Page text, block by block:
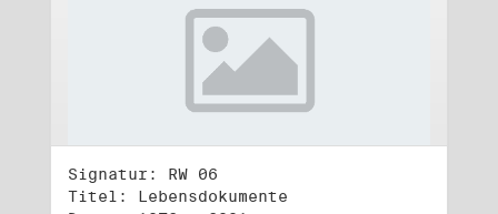
Signatur: RW 06
Titel: Lebensdokumente